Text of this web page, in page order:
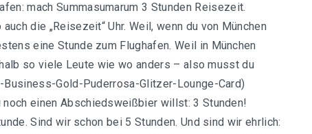
mach Summasumarum 3 Stunden Reisezeit.
die „Reisezeit“ Uhr. Weil, wenn du von München
eine Stunde zum Flughafen. Weil in München
so viele Leute wie wo anders – also musst du
Gold-Puderrosa-Glitzer-Lounge-Card)
einen Abschiedsweißbier willst: 3 Stunden!
Sind wir schon bei 5 Stunden. Und sind wir ehrlich: